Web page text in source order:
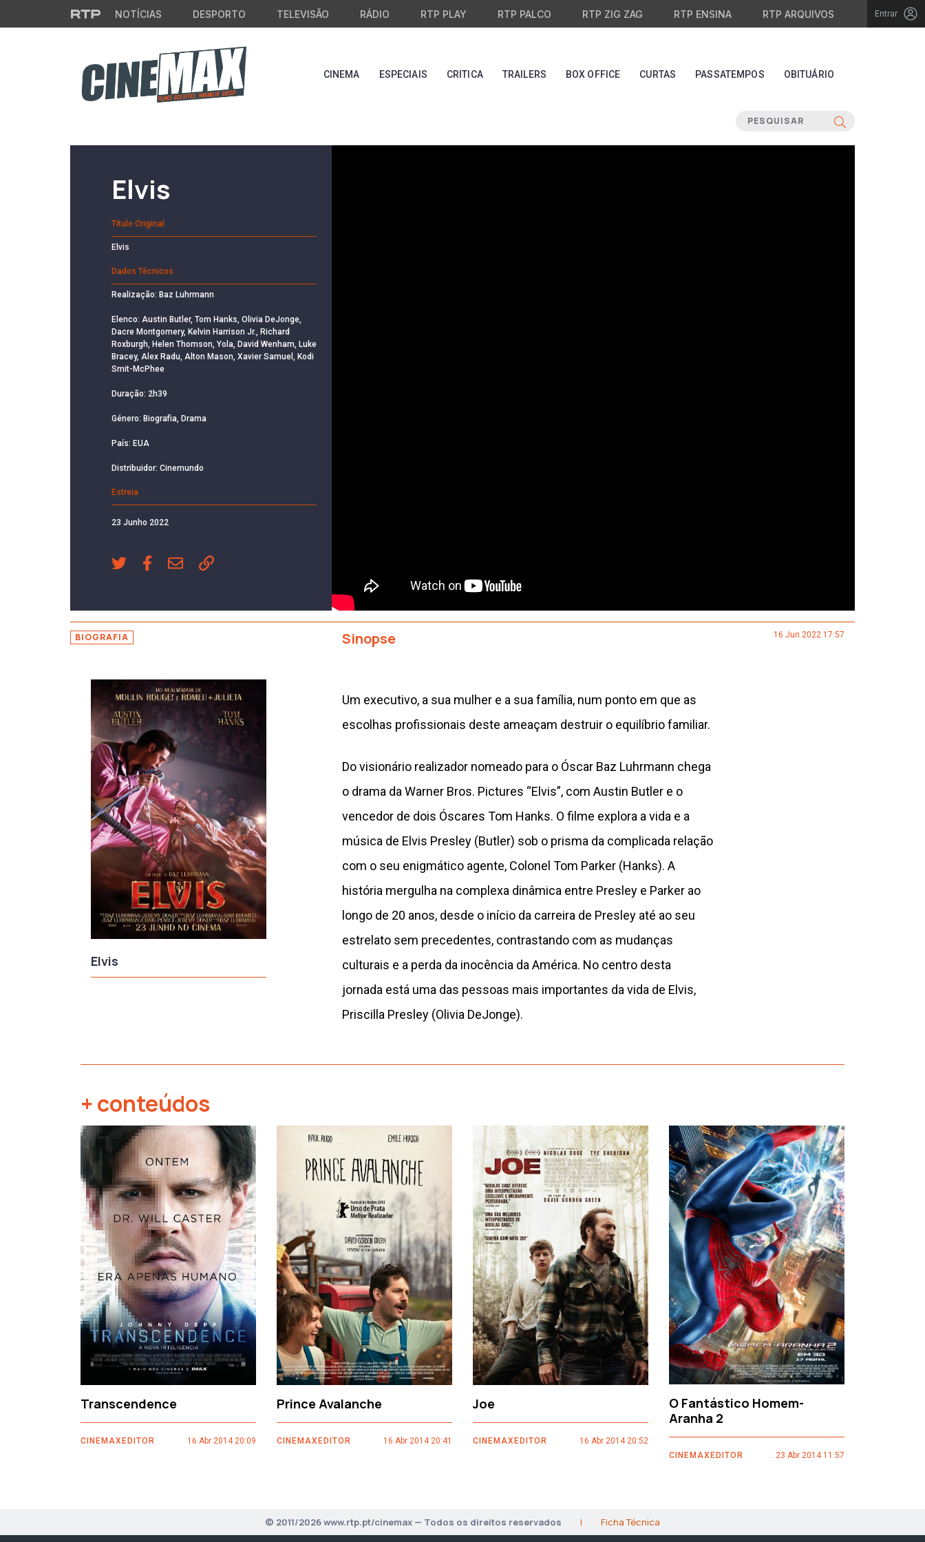
Saltar para o conteúdo principal
NOTÍCIAS DESPORTO TELEVISÃO RÁDIO RTP PLAY RTP PALCO RTP ZIG ZAG RTP ENSINA RTP ARQUIVOS Entrar
CINEMA ESPECIAIS CRITICA TRAILERS BOX OFFICE CURTAS PASSATEMPOS OBITUÁRIO
Elvis
Título Original
Elvis
Dados Técnicos
Realização: Baz Luhrmann
Elenco: Austin Butler, Tom Hanks, Olivia DeJonge,
Dacre Montgomery, Kelvin Harrison Jr., Richard
Roxburgh, Helen Thomson, Yola, David Wenham, Luke
Bracey, Alex Radu, Alton Mason, Xavier Samuel, Kodi
Smit-McPhee
Duração: 2h39
Género: Biografia, Drama
País: EUA
Distribuidor: Cinemundo
Estreia
23 Junho 2022
BIOGRAFIA Sinopse 16 Jun 2022 17:57
Elvis
Um executivo, a sua mulher e a sua família, num ponto em que as
escolhas profissionais deste ameaçam destruir o equilíbrio familiar.
Do visionário realizador nomeado para o Óscar Baz Luhrmann chega
o drama da Warner Bros. Pictures “Elvis”, com Austin Butler e o
vencedor de dois Óscares Tom Hanks. O filme explora a vida e a
música de Elvis Presley (Butler) sob o prisma da complicada relação
com o seu enigmático agente, Colonel Tom Parker (Hanks). A
história mergulha na complexa dinâmica entre Presley e Parker ao
longo de 20 anos, desde o início da carreira de Presley até ao seu
estrelato sem precedentes, contrastando com as mudanças
culturais e a perda da inocência da América. No centro desta
jornada está uma das pessoas mais importantes da vida de Elvis,
Priscilla Presley (Olivia DeJonge).
+ conteúdos
Transcendence
CINEMAXEDITOR 16 Abr 2014 20:09
Prince Avalanche
CINEMAXEDITOR 16 Abr 2014 20:41
Joe
CINEMAXEDITOR 16 Abr 2014 20:52
O Fantástico Homem-
Aranha 2
CINEMAXEDITOR 23 Abr 2014 11:57
‹ ›
© 2011/2026 www.rtp.pt/cinemax — Todos os direitos reservados | Ficha Técnica